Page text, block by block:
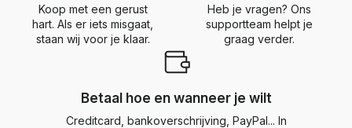
Koop met een gerust
hart. Als er iets misgaat,
staan wij voor je klaar.
Heb je vragen? Ons
supportteam helpt je
graag verder.
Betaal hoe en wanneer je wilt
Creditcard, bankoverschrijving, PayPal... In